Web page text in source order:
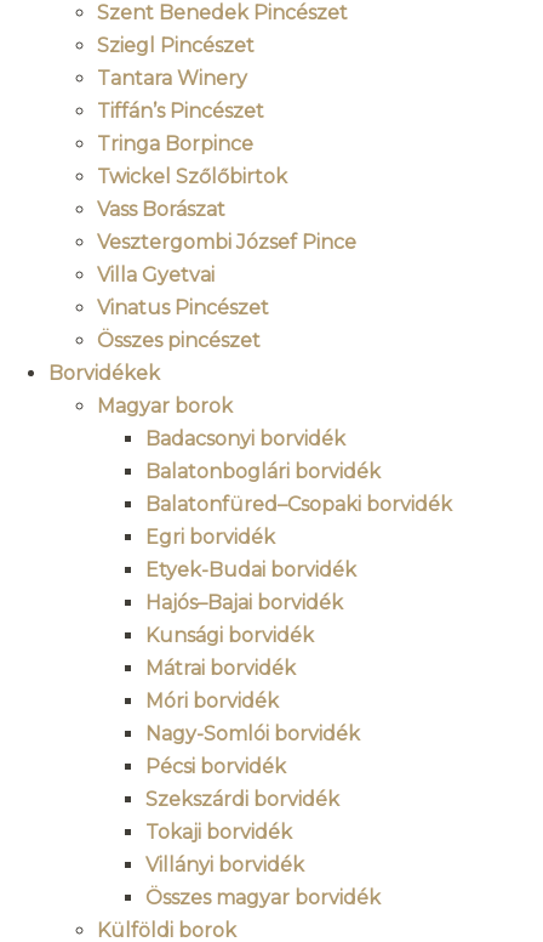
Szent Benedek Pincészet
Sziegl Pincészet
Tantara Winery
Tiffán’s Pincészet
Tringa Borpince
Twickel Szőlőbirtok
Vass Borászat
Vesztergombi József Pince
Villa Gyetvai
Vinatus Pincészet
Összes pincészet
Borvidékek
Magyar borok
Badacsonyi borvidék
Balatonboglári borvidék
Balatonfüred–Csopaki borvidék
Egri borvidék
Etyek-Budai borvidék
Hajós–Bajai borvidék
Kunsági borvidék
Mátrai borvidék
Móri borvidék
Nagy-Somlói borvidék
Pécsi borvidék
Szekszárdi borvidék
Tokaji borvidék
Villányi borvidék
Összes magyar borvidék
Külföldi borok